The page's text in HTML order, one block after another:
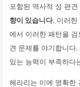
포함된 역사적 성 편견
향이 있습니다. 이러한
에서 이러한 패턴을
견 문제를 야기합니다
있는 능력이 부족하다
헤라리는 이에 명확한